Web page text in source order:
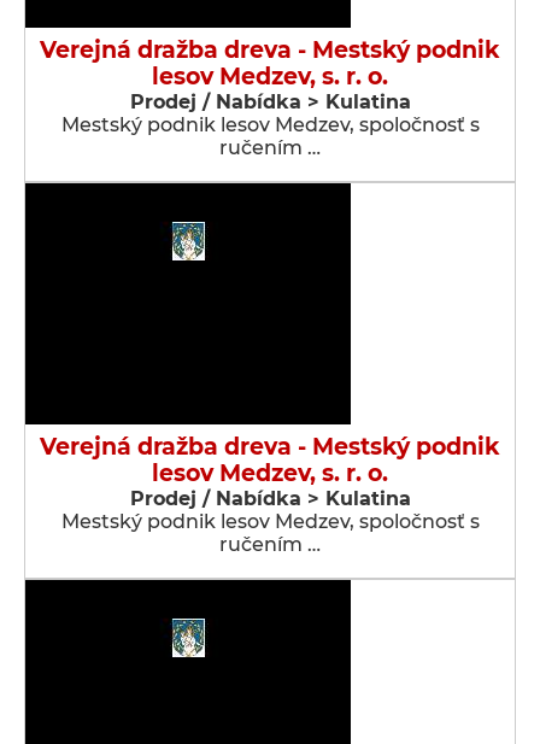
Verejná dražba dreva - Mestský podnik
lesov Medzev, s. r. o.
Prodej / Nabídka > Kulatina
Mestský podnik lesov Medzev, spoločnosť s
ručením …
Verejná dražba dreva - Mestský podnik
lesov Medzev, s. r. o.
Prodej / Nabídka > Kulatina
Mestský podnik lesov Medzev, spoločnosť s
ručením …